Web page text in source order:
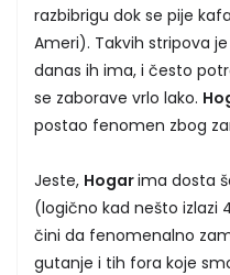
razbibrigu dok se pije
Ameri). Takvih stripova
danas ih ima, i često
se zaborave vrlo lako.
postao fenomen zbog
Jeste, Hogarima dosta
(logično kad nešto izlazi
čini da fenomenalno
gutanje i tih fora koje